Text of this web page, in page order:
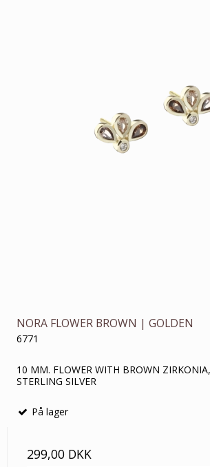
NORA FLOWER BROWN | GOLDEN
6771
10 MM. FLOWER WITH BROWN
STERLING SILVER
På lager
299,00 DKK